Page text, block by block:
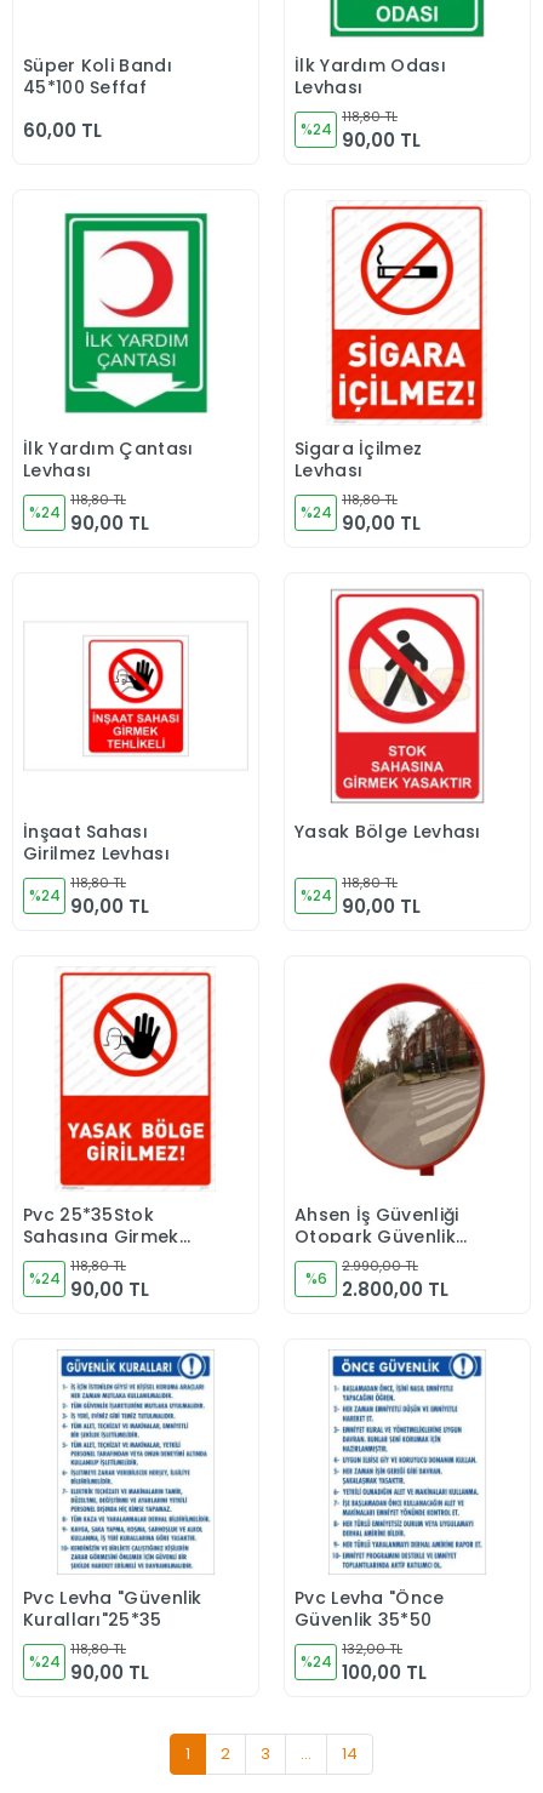
Sepete Ekle
Süper Koli Bandı
45*100 Şeffaf
60,00 TL
Sepete Ekle
İlk Yardım Odası
Levhası
%24
118,80 TL
90,00 TL
Sepete Ekle
İlk Yardım Çantası
Levhası
%24
118,80 TL
90,00 TL
Sepete Ekle
Sigara İçilmez
Levhası
%24
118,80 TL
90,00 TL
Sepete Ekle
İnşaat Sahası
Girilmez Levhası
%24
118,80 TL
90,00 TL
Sepete Ekle
Yasak Bölge Levhası
%24
118,80 TL
90,00 TL
Sepete Ekle
Pvc 25*35Stok
Sahasına Girmek
Yasaktır İş Güvenliği
Levhası
%24
118,80 TL
90,00 TL
Sepete Ekle
Ahsen İş Güvenliği
Otopark Güvenlik
Aynası 60 cm
%6
2.990,00 TL
2.800,00 TL
Sepete Ekle
Pvc Levha "Güvenlik
Kuralları"25*35
%24
118,80 TL
90,00 TL
Sepete Ekle
Pvc Levha "Önce
Güvenlik 35*50
%24
132,00 TL
100,00 TL
1 2 3 ... 14